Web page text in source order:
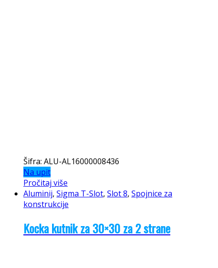
Šifra: ALU-AL16000008436
Na upit
Pročitaj više
Aluminij, Sigma T-Slot, Slot 8, Spojnice za
konstrukcije
Kocka kutnik za 30×30 za 2 strane